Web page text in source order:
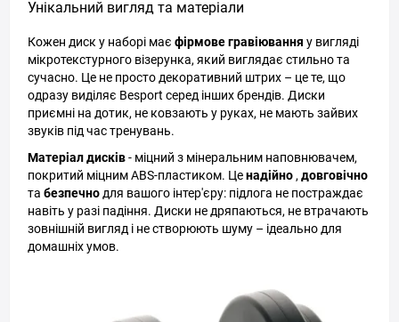
Унікальний вигляд та матеріали
Кожен диск у наборі має фірмове гравіювання у вигляді
мікротекстурного візерунка, який виглядає стильно та
сучасно. Це не просто декоративний штрих – це те, що
одразу виділяє Besport серед інших брендів. Диски
приємні на дотик, не ковзають у руках, не мають зайвих
звуків під час тренувань.
Матеріал дисків- міцний з мінеральним наповнювачем,
покритий міцним ABS-пластиком. Ценадійно , довговічно
та безпечно для вашого інтер'єру: підлога не постраждає
навіть у разі падіння. Диски не дряпаються, не втрачають
зовнішній вигляд і не створюють шуму – ідеально для
домашніх умов.